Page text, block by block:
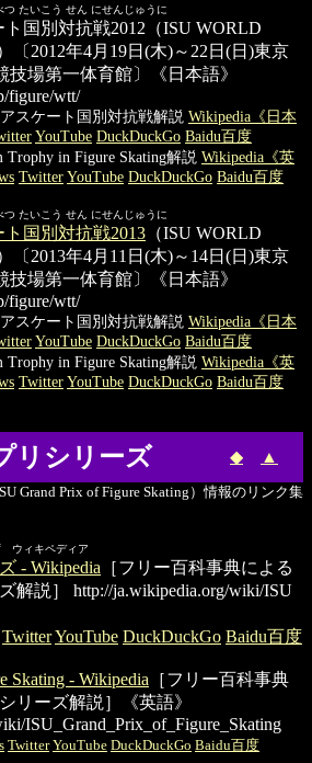
たいこう せん にせんじゅうに
国別対抗戦2012 （ISU WORLD
〔2012年4月19日(木)～22日(日)東京
場第一体育館〕《日本語》
figure/wtt/
スケート国別対抗戦解説 Wikipedia《日本
YouTube DuckDuckGo Baidu百度
Trophy in Figure Skating解説 Wikipedia《英
Twitter YouTube DuckDuckGo Baidu百度
たいこう せん にせんじゅうに
国別対抗戦2013 （ISU WORLD
〔2013年4月11日(木)～14日(日)東京
場第一体育館〕《日本語》
figure/wtt/
スケート国別対抗戦解説 Wikipedia《日本
YouTube DuckDuckGo Baidu百度
Trophy in Figure Skating解説 Wikipedia《英
Twitter YouTube DuckDuckGo Baidu百度
リシリーズ ◆ ▲
Grand Prix of Figure Skating）情報のリンク集
ウィキペディア
- Wikipedia ［フリー百科事典による
解説］
http://ja.wikipedia.org/wiki/ISU
TwitterYouTube DuckDuckGo Baidu百度
Skating - Wikipedia ［フリー百科事典
リーズ解説］《英語》
ISU_Grand_Prix_of_Figure_Skating
Twitter YouTube DuckDuckGo Baidu百度